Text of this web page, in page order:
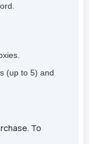
(up to 5) and
To